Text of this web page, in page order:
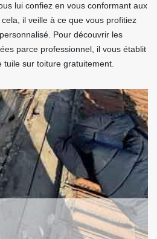
lui confiez en vous conformant aux
il veille à ce que vous profitiez
Pour découvrir les
parce professionnel, il vous établit
sur toiture gratuitement.